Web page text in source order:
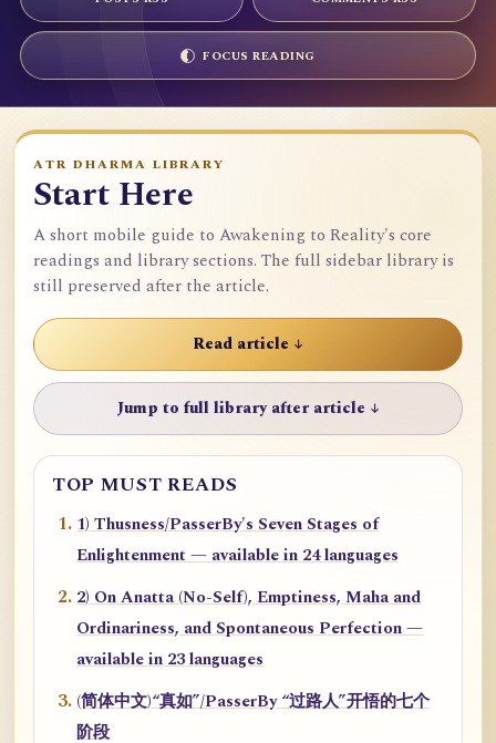
FOCUS READING
ATR DHARMA LIBRARY
Start Here
A short mobile guide to Awakening to Reality's core
readings and library sections. The full sidebar library is
still preserved after the article.
Read article ↓
Jump to full library after article ↓
TOP MUST READS
1) Thusness/PasserBy's Seven Stages of
Enlightenment — available in 24 languages
2) On Anatta (No-Self), Emptiness, Maha and
Ordinariness, and Spontaneous Perfection —
available in 23 languages
(简体中文)“真如”/PasserBy “过路人”开悟的七个
阶段